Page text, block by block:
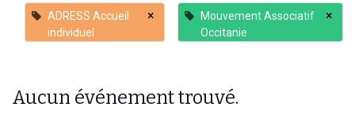
ADRESS Accueil
individuel
×
Mouvement Associatif
Occitanie
×
Aucun événement trouvé.